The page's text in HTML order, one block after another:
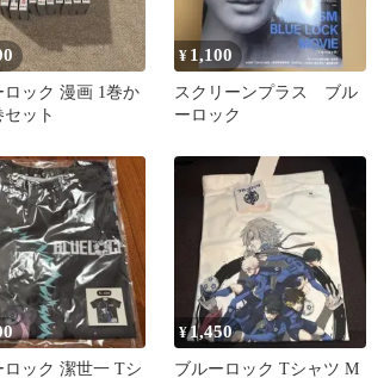
ロック 漫画 1巻か
セット
¥ 1,100
スクリーンプラス ブル
ーロック
ロック 潔世一 Tシ
¥1,450
ブルーロック Tシャツ M